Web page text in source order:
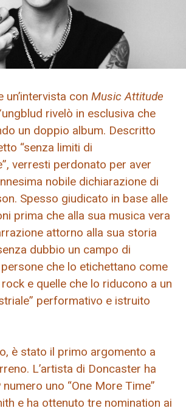
un’intervista con Music Attitude
rivelò in esclusiva che
un doppio album. Descritto
“senza limiti di
verresti perdonato per aver
nobile dichiarazione di
Spesso giudicato in base alle
prima che alla sua musica vera
attorno alla sua storia
dubbio un campo di
che lo etichettano come
e quelle che lo riducono a un
performativo e istruito
è stato il primo argomento a
L’artista di Doncaster ha
numero uno “One More Time”
e ha ottenuto tre nomination ai